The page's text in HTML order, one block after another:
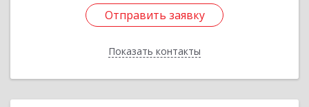
Отправить заявку
Показать контакты
Отправить заявку
Назад